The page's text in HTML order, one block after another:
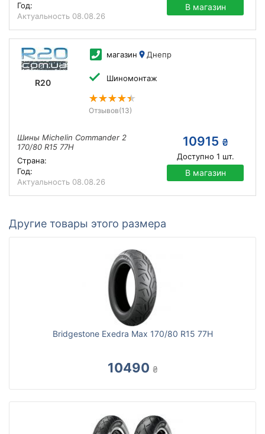
Год:
Актуальность 08.08.26
В магазин
R20
магазин Днепр
Шиномонтаж
Отзывов(13)
Шины Michelin Commander 2
170/80 R15 77H
Страна:
Год:
Актуальность 08.08.26
10915 ₴
Доступно 1 шт.
В магазин
Другие товары этого размера
Bridgestone Exedra Max 170/80 R15 77H
10490 ₴